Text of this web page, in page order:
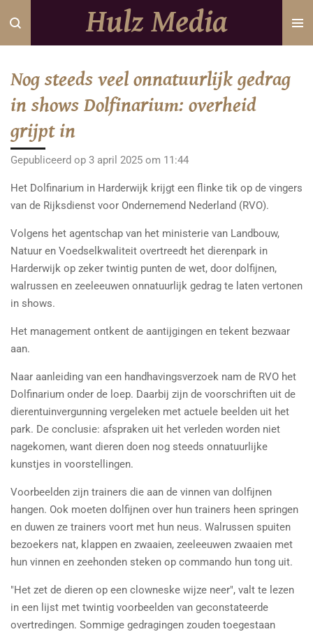
Ga
direct
hoofdinhoud
Hulz Media
Nog steeds veel onnatuurlijk gedrag
in shows Dolfinarium: overheid
grijpt in
Gepubliceerd op 3 april 2025 om 11:44
Het Dolfinarium in Harderwijk krijgt een flinke tik op de vingers
van de Rijksdienst voor Ondernemend Nederland (RVO).
Volgens het agentschap van het ministerie van Landbouw,
Natuur en Voedselkwaliteit overtreedt het dierenpark in
Harderwijk op zeker twintig punten de wet, door dolfijnen,
walrussen en zeeleeuwen onnatuurlijk gedrag te laten vertonen
in shows.
Het management ontkent de aantijgingen en tekent bezwaar
aan.
Naar aanleiding van een handhavingsverzoek nam de RVO het
Dolfinarium onder de loep. Daarbij zijn de voorschriften uit de
dierentuinvergunning vergeleken met actuele beelden uit het
park. De conclusie: afspraken uit het verleden worden niet
nagekomen, want dieren doen nog steeds onnatuurlijke
kunstjes in voorstellingen.
Voorbeelden zijn trainers die aan de vinnen van dolfijnen
hangen. Ook moeten dolfijnen over hun trainers heen springen
en duwen ze trainers voort met hun neus. Walrussen spuiten
bezoekers nat, klappen en zwaaien, zeeleeuwen zwaaien met
hun vinnen en zeehonden steken op commando hun tong uit.
"Het zet de dieren op een clowneske wijze neer", valt te lezen
in een lijst met twintig voorbeelden van geconstateerde
overtredingen. Sommige gedragingen zouden toegestaan